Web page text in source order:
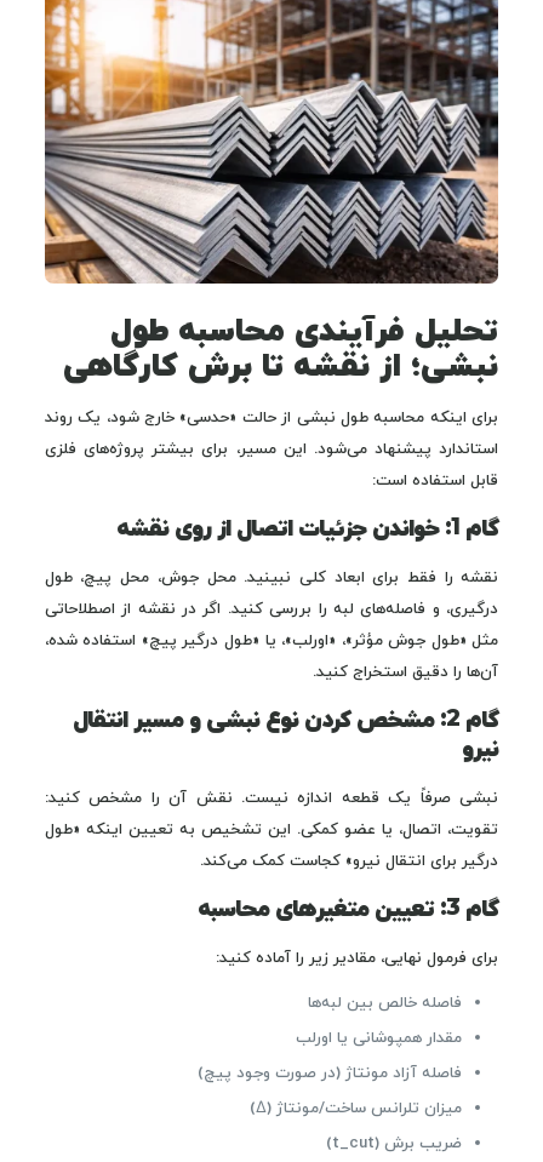
تحلیل فرآیندی محاسبه طول
نبشی؛ از نقشه تا برش کارگاهی
برای اینکه محاسبه طول نبشی از حالت «حدسی» خارج شود، یک روند
استاندارد پیشنهاد می‌شود. این مسیر، برای بیشتر پروژه‌های فلزی
قابل استفاده است:
گام 1: خواندن جزئیات اتصال از روی نقشه
نقشه را فقط برای ابعاد کلی نبینید. محل جوش، محل پیچ، طول
درگیری، و فاصله‌های لبه را بررسی کنید. اگر در نقشه از اصطلاحاتی
مثل «طول جوش مؤثر»، «اورلب»، یا «طول درگیر پیچ» استفاده شده،
آن‌ها را دقیق استخراج کنید.
گام 2: مشخص کردن نوع نبشی و مسیر انتقال
نیرو
نبشی صرفاً یک قطعه اندازه نیست. نقش آن را مشخص کنید:
تقویت، اتصال، یا عضو کمکی. این تشخیص به تعیین اینکه «طول
درگیر برای انتقال نیرو» کجاست کمک می‌کند.
گام 3: تعیین متغیرهای محاسبه
برای فرمول نهایی، مقادیر زیر را آماده کنید:
فاصله خالص بین لبه‌ها
مقدار همپوشانی یا اورلب
فاصله آزاد مونتاژ (در صورت وجود پیچ)
میزان تلرانس ساخت/مونتاژ (Δ)
ضریب برش (t_cut)